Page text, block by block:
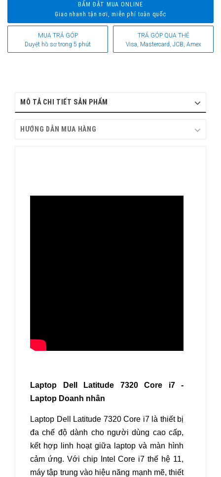
BẤM ĐẶT MUA ONLINE
Giao nhanh tận nơi, miễn phí toàn quốc
MUA TRẢ GÓP
Duyệt hồ sơ trong 5 phút
TRẢ GÓP QUA THẺ
Visa, Mastercard, JCB, Amex
MÔ TẢ CHI TIẾT SẢN PHẨM
HƯỚNG DẪN MUA HÀNG
Laptop Dell Latitude 7320 Core i7 -
Laptop Doanh nhân
Laptop Dell Latitude 7320 Core i7 là thiết bị
đa chế độ dành cho người dùng cao cấp,
kết hợp linh hoạt giữa laptop và màn hình
cảm ứng. Với chip Intel Core i7 thế hệ 11,
máy tập trung vào hiệu năng mạnh mẽ, thiết